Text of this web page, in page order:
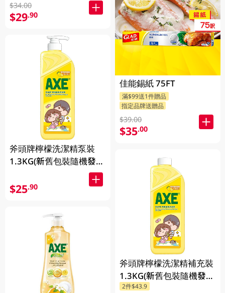
$34.00
$29.90
斧頭牌檸檬洗潔精泵裝
1.3KG(新舊包裝隨機發
$25.90
佳能錫紙 75FT
滿$99送1件贈品
指定品牌送贈品
$39.00
$35.00
斧頭牌檸檬洗潔精補充裝
1.3KG(新舊包裝隨機發
送)
2件$43.9